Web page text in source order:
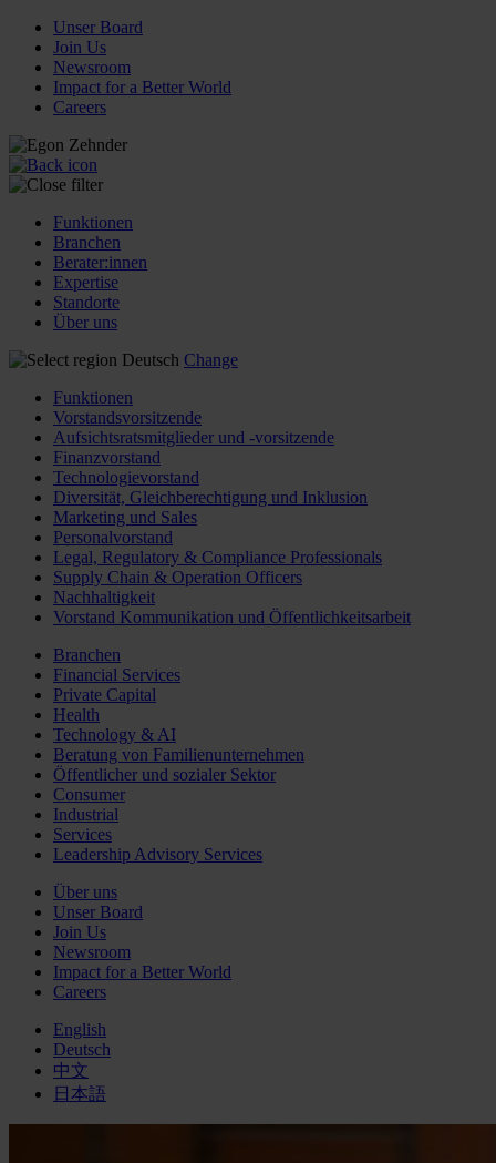
Unser Board
Join Us
Newsroom
Impact for a Better World
Careers
Funktionen
Branchen
Berater:innen
Expertise
Standorte
Über uns
Deutsch Change
Funktionen
Vorstandsvorsitzende
Aufsichtsratsmitglieder und -vorsitzende
Finanzvorstand
Technologievorstand
Diversität, Gleichberechtigung und Inklusion
Marketing und Sales
Personalvorstand
Legal, Regulatory & Compliance Professionals
Supply Chain & Operation Officers
Nachhaltigkeit
Vorstand Kommunikation und Öffentlichkeitsarbeit
Branchen
Financial Services
Private Capital
Health
Technology & AI
Beratung von Familienunternehmen
Öffentlicher und sozialer Sektor
Consumer
Industrial
Services
Leadership Advisory Services
Über uns
Unser Board
Join Us
Newsroom
Impact for a Better World
Careers
English
Deutsch
中文
日本語